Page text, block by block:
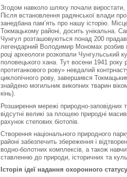
Згодом навколо шляху почали виростати,
Після встановлення радянської влади
занедбана пам’ять про нашу історію.
Токмацькому районі, досить унікальна.
Чунгул розташовуються понад 200
легендарний Володимир Мономах розбив
році археологи розкопали Чунгульський
половецького хана. Тут восени 1941 року
протитанкового рову» невдалий
циклопічного рову, завершився
знайдено могильник викопних тварин
кінь).
Розширення мережі природно-заповідних
відсутні великі за площею природні
рахунок степових біотопів.
Створення національного природного
районі забезпечить збереження і
водно-болотних комплексів, а також
ставленню до природи, історичних та
Історія ідеї надання охоронного